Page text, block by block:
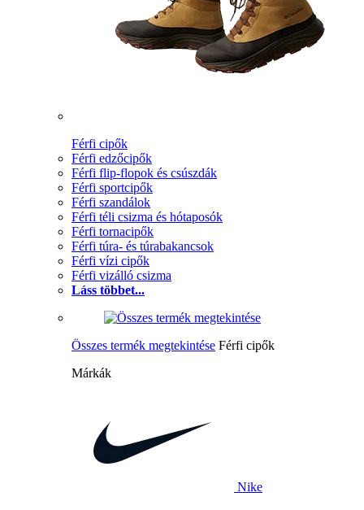
Férfi cipők
Férfi edzőcipők
Férfi flip-flopok és csúszdák
Férfi sportcipők
Férfi szandálok
Férfi téli csizma és hótaposók
Férfi tornacipők
Férfi túra- és túrabakancsok
Férfi vízi cipők
Férfi vizálló csizma
Láss többet...
Összes termék megtekintése Férfi cipők
Márkák
Nike